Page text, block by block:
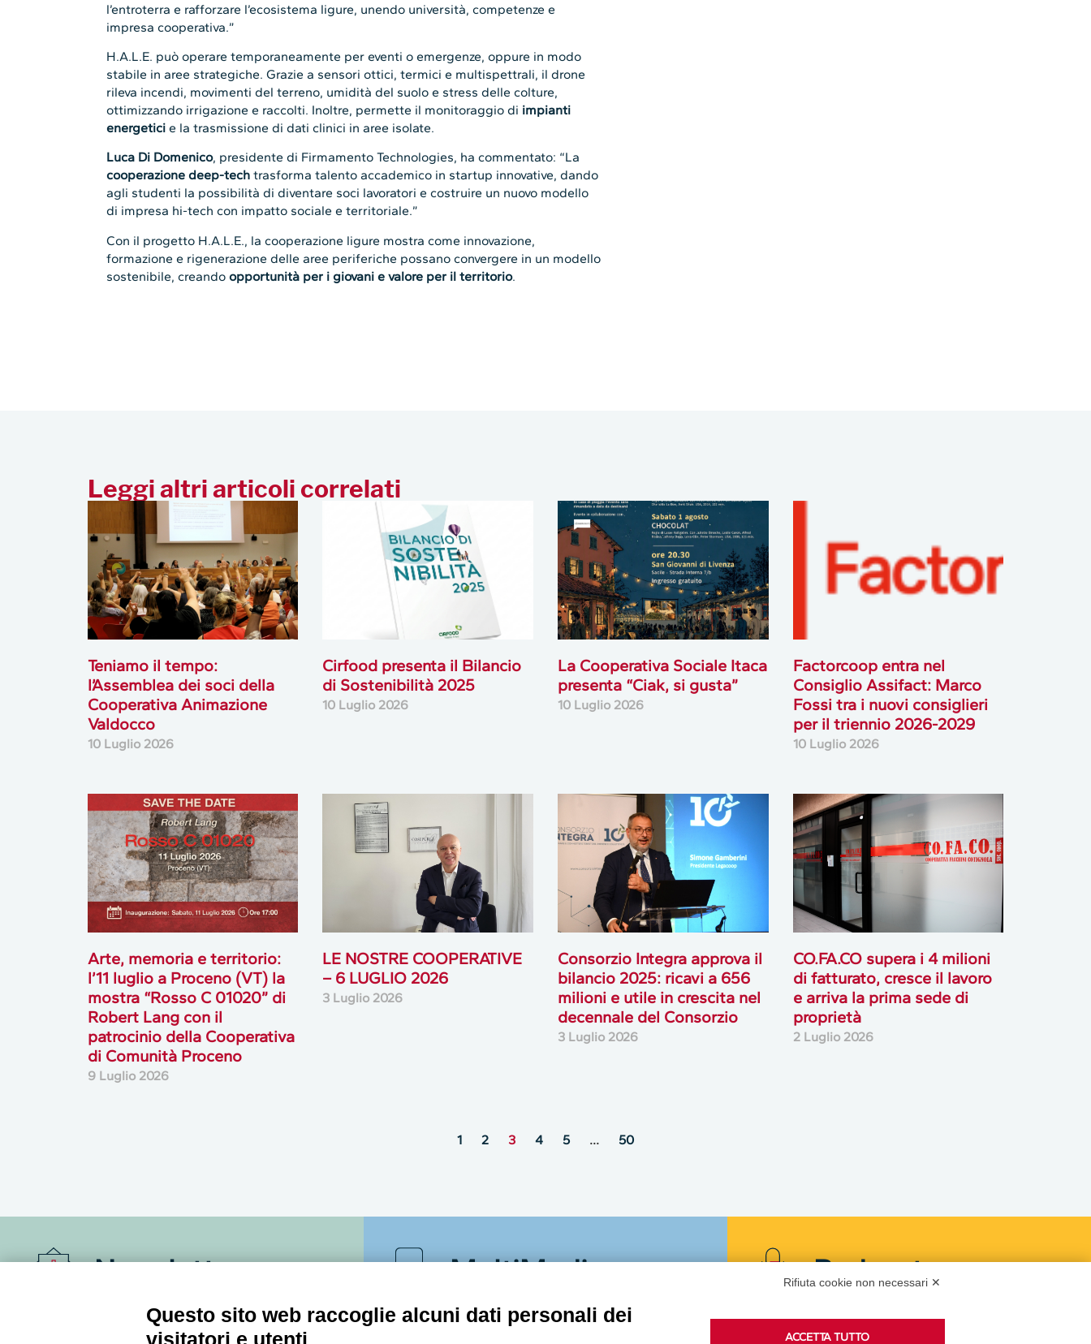
l’entroterra e rafforzare l’ecosistema ligure, unendo università, competenze e
impresa cooperativa.”
H.A.L.E. può operare temporaneamente per eventi o emergenze, oppure in modo
stabile in aree strategiche. Grazie a sensori ottici, termici e multispettrali, il drone
rileva incendi, movimenti del terreno, umidità del suolo e stress delle colture,
ottimizzando irrigazione e raccolti. Inoltre, permette il monitoraggio di impianti
energetici e la trasmissione di dati clinici in aree isolate.
Luca Di Domenico, presidente di Firmamento Technologies, ha commentato: “La
cooperazione deep-techtrasforma talento accademico in startup innovative, dando
agli studenti la possibilità di diventare soci lavoratori e costruire un nuovo modello
di impresa hi-tech con impatto sociale e territoriale.”
Con il progetto H.A.L.E., la cooperazione ligure mostra come innovazione,
formazione e rigenerazione delle aree periferiche possano convergere in un modello
sostenibile, creandoopportunità per i giovani e valore per il territorio.
Leggi altri articoli correlati
Teniamo il tempo:
l’Assemblea dei soci della
Cooperativa Animazione
Valdocco
10 Luglio 2026
Cirfood presenta il Bilancio
di Sostenibilità 2025
10 Luglio 2026
La Cooperativa Sociale Itaca
presenta “Ciak, si gusta”
10 Luglio 2026
Factorcoop entra nel
Consiglio Assifact: Marco
Fossi tra i nuovi consiglieri
per il triennio 2026-2029
10 Luglio 2026
Arte, memoria e territorio:
l’11 luglio a Proceno (VT) la
mostra “Rosso C 01020” di
Robert Lang con il
patrocinio della Cooperativa
di Comunità Proceno
9 Luglio 2026
LE NOSTRE COOPERATIVE
– 6 LUGLIO 2026
3 Luglio 2026
Consorzio Integra approva il
bilancio 2025: ricavi a 656
milioni e utile in crescita nel
decennale del Consorzio
3 Luglio 2026
CO.FA.CO supera i 4 milioni
di fatturato, cresce il lavoro
e arriva la prima sede di
proprietà
2 Luglio 2026
1 2 3 4 5 … 50
Newsletter
Accedi o iscriviti alla nostra Newsletter Legacoop
Informazioni per restare sempre aggiornati sul
MultiMedia Podcast
Ascolta i podcast di approfondimento di Legacoop
Rifiuta cookie non necessari ✕
Questo sito web raccoglie alcuni dati personali dei
visitatori e utenti
ACCETTA TUTTO